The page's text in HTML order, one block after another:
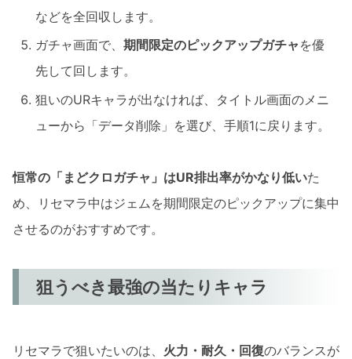
などを全回収します。
ガチャ画面で、期間限定のピックアップガチャ を優
先して回します。
狙いのURキャラが出なければ、タイトル画面のメニ
ューから「データ削除」を選び、手順1に戻ります。
恒常の「まどクロガチャ」はUR排出率がかなり低いた
め、リセマラ中はジェムを期間限定のピックアップに集中
させるのがおすすめです。
狙うべき最強の当たりキャラ
リセマラで狙いたいのは、 火力・耐久・回復のバランスが